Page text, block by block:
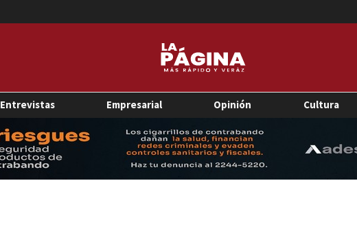
Entrevistas Empresarial Opinión Cultura